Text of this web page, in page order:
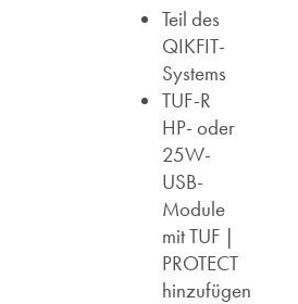
Teil des
QIKFIT-
Systems
TUF-R
HP- oder
25W-
USB-
Module
mit TUF |
PROTECT
hinzufügen